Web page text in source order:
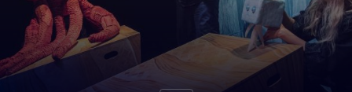
Registrujte se